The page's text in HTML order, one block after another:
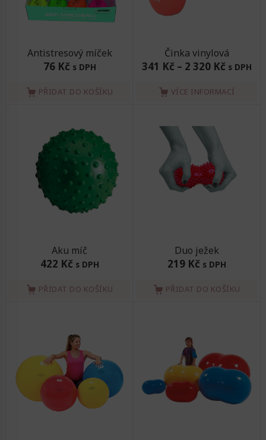
Antistresový míček
76 Kč s DPH
PŘIDAT DO KOŠÍKU
Činka vinylová
341 Kč– 2 320 Kč s DPH
VÍCE INFORMACÍ
Aku míč
422 Kč s DPH
PŘIDAT DO KOŠÍKU
Duo ježek
219 Kč s DPH
PŘIDAT DO KOŠÍKU